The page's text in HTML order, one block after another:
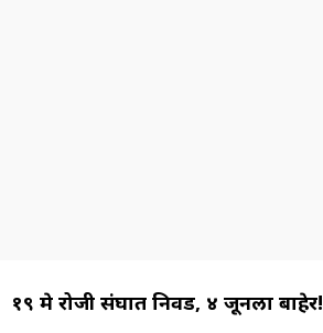
१९ मे रोजी संघात निवड, ४ जूनला बाहेर!